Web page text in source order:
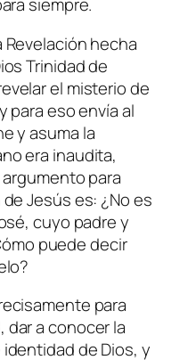
siempre.
hecha
Trinidad de
el misterio de
para eso envía al
y asuma la
era inaudita,
para
Jesús es: ¿No es
cuyo padre y
puede decir
para
dar a conocer la
de Dios, y